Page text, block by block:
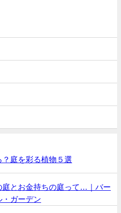
？庭を彩る植物５選
庭とお金持ちの庭って…｜バー
・ガーデン